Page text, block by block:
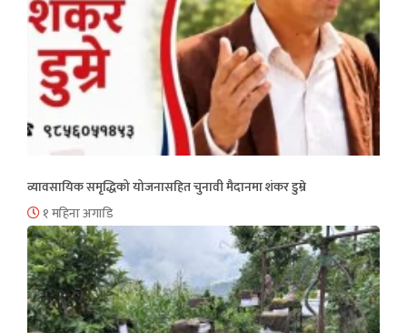
व्यावसायिक समृद्धिको योजनासहित चुनावी मैदानमा शंकर डुम्रे
१ महिना अगाडि